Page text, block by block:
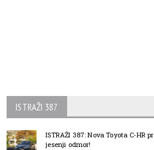
ISTRAŽI 387
ISTRAŽI 387: Nova Toyota C-
jesenji odmor!